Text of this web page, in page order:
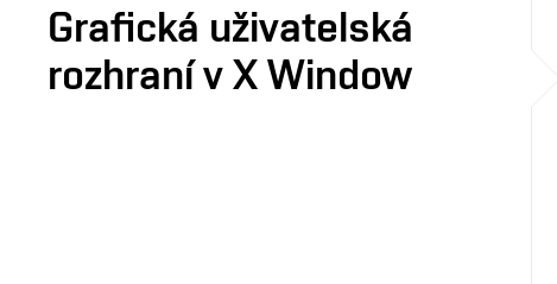
Grafická uživatelská
rozhraní v X Window